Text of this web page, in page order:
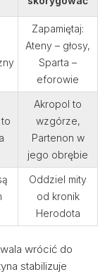
Zapamiętaj:
Ateny – głosy,
Sparta –
eforowie
Akropol to
wzgórze,
Partenon w
jego obrębie
Oddziel mity
od kronik
Herodota
wrócić do
stabilizuje